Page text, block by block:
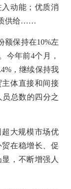
动能；优质消
质供给……
额保持在10%左
今年前4个月，
，继续保持我
体直接和间接
总数的四分之
大规模市场优
在稳增长、促
，不断增强人